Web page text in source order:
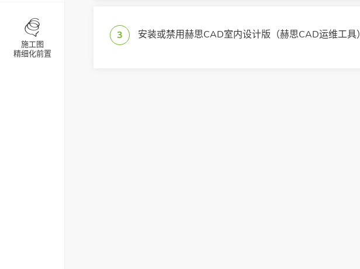
施工图
精细化前置
3 安装或禁用赫思CAD室内设计版（赫思CAD运维工具）